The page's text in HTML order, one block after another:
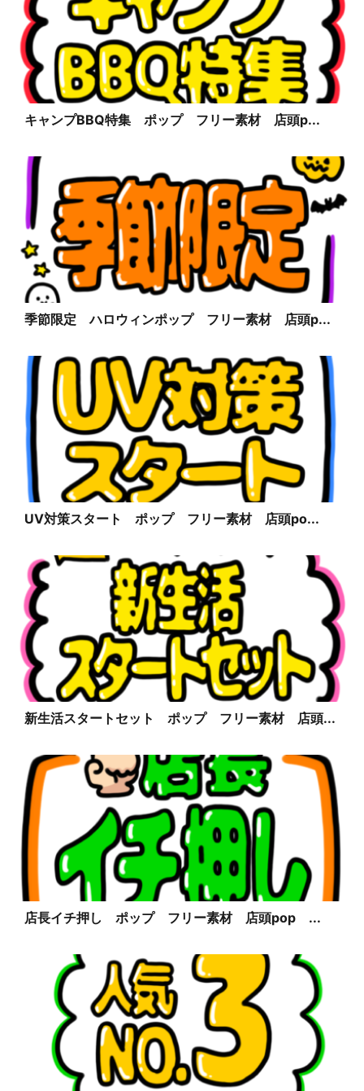
キャンプBBQ特集 ポップ フリー素材 店頭p...
季節限定 ハロウィンポップ フリー素材 店頭p...
UV対策スタート ポップ フリー素材 店頭po...
新生活スタートセット ポップ フリー素材 店頭...
店長イチ押し ポップ フリー素材 店頭pop ...